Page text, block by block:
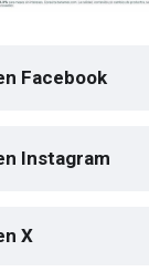
Facebook
Instagram
X